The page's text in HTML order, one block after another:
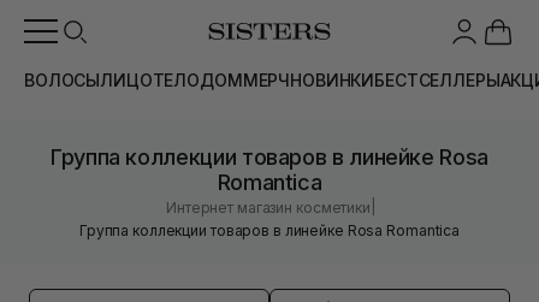
ВОЛОСЫЛИЦОТЕЛОДОММЕРЧНОВИНКИБЕСТСЕЛЛЕРЫ
Группа коллекции товаров в линейке Rosa
Romantica
Интернет магазин косметики
Группа коллекции товаров в линейке Rosa Romantica